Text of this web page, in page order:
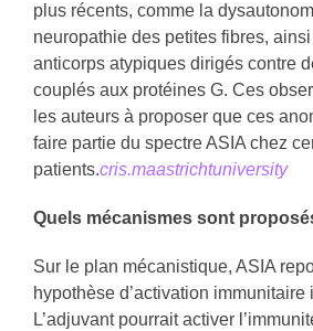
plus récents, comme la
neuropathie des petites fibres,
anticorps atypiques dirigés contre
couplés aux protéines G. Ces
les auteurs à proposer que ces
faire partie du spectre ASIA chez
patients.cris.maastrichtuniversity
Quels mécanismes sont
Sur le plan mécanistique, ASIA
hypothèse d’activation immunitaire
L’adjuvant pourrait activer